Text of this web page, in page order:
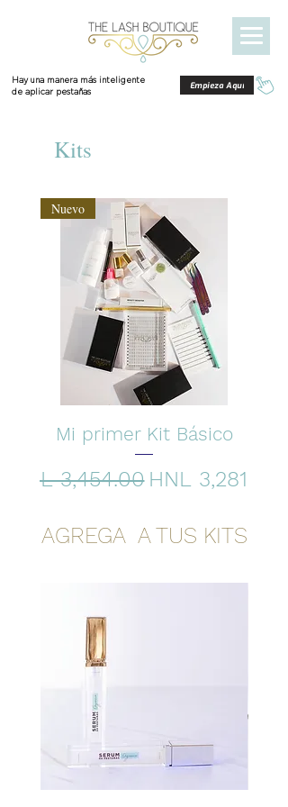
Hay una manera más inteligente
de aplicar pestañas
Empieza Aquí
Kits
Nuevo
Mi primer Kit Básico
Regular Price
HNL 3,454.00 Sale Price
HNL 3,281.00
AGREGA A TUS KITS